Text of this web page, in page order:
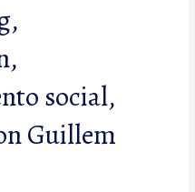
social,
Guillem